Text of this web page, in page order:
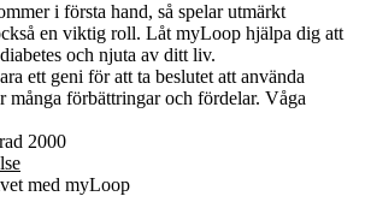
i första hand, så spelar utmärkt
en viktig roll. Låt myLoop hjälpa dig att
och njuta av ditt liv.
ett geni för att ta beslutet att använda
många förbättringar och fördelar. Våga
2000
med myLoop